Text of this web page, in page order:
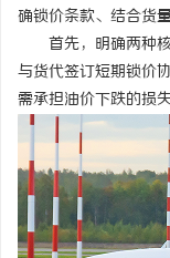
确锁价条款、结合货
首先，明确两种核
与货代签订短期锁价
需承担油价下跌的损